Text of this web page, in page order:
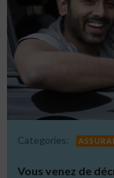
Categories:
Vous venez de